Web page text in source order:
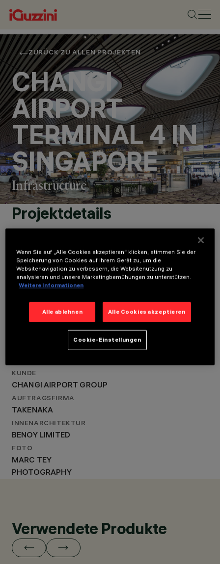
ZURÜCK ZU ALLEN PROJEKTEN
CHANGI
AIRPORT
TERMINAL 4 IN
SINGAPORE
Infrastructure
STANDORT
JAHR
2017
ARCHITEKTURDESIGN
SAA ARCHITECTS –
CONSORTIUM
LICHTDESIGN
LICHTVISION + WSP
Projektdetails
LOCATION
SINGAPORE
JAHR
2017
SAA ARCHITECTS –
ARCHITECT & DESIGN
KUNDE
CHANGI AIRPORT GROUP
AUFTRAGSFIRMA
TAKENAKA
INNENARCHITEKTUR
BENOY LIMITED
FOTO
MARC TEY
PHOTOGRAPHY
Verwendete Produkte
Wenn Sie auf „Alle Cookies akzeptieren“ klicken, stimmen Sie der
Speicherung von Cookies auf Ihrem Gerät zu, um die
Websitenavigation zu verbessern, die Websitenutzung zu
analysieren und unsere Marketingbemühungen zu unterstützen.
Weitere Informationen
Alle ablehnen Alle Cookies akzeptieren
Cookie-Einstellungen